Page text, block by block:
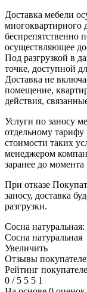
Доставка мебели
многоквартирного
беспрепятственно
осуществляющее
Под разгрузкой в
точке, доступной
Доставка не
помещение,
действия,
Услуги по заносу
отдельному тарифу
стоимости таких
менеджером
заранее до момента
При отказе
заносу, доставка
разгрузки.
Сосна натуральная:
Сосна натуральная
Увеличить
Отзывы
Рейтинг
0 /5 5 5 1